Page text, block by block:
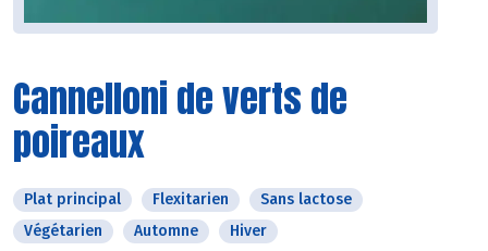
Cannelloni de verts de
poireaux
Plat principal Flexitarien
Sans lactose
Végétarien
Automne Hiver